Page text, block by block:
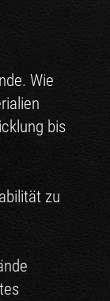
Wie
bis
zu